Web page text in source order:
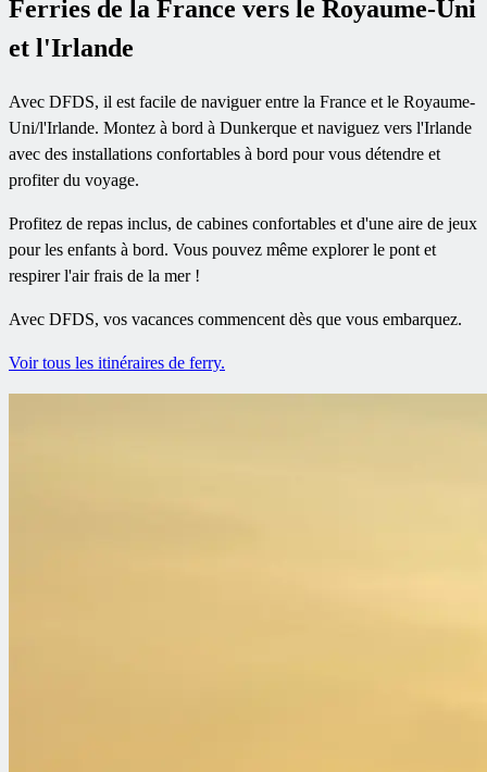
Ferries de la France vers le Royaume-Uni
et l'Irlande
Avec DFDS, il est facile de naviguer entre la France et le Royaume-
Uni/l'Irlande. Montez à bord à Dunkerque et naviguez vers l'Irlande
avec des installations confortables à bord pour vous détendre et
profiter du voyage.
Profitez de repas inclus, de cabines confortables et d'une aire de jeux
pour les enfants à bord. Vous pouvez même explorer le pont et
respirer l'air frais de la mer !
Avec DFDS, vos vacances commencent dès que vous embarquez.
Voir tous les itinéraires de ferry.